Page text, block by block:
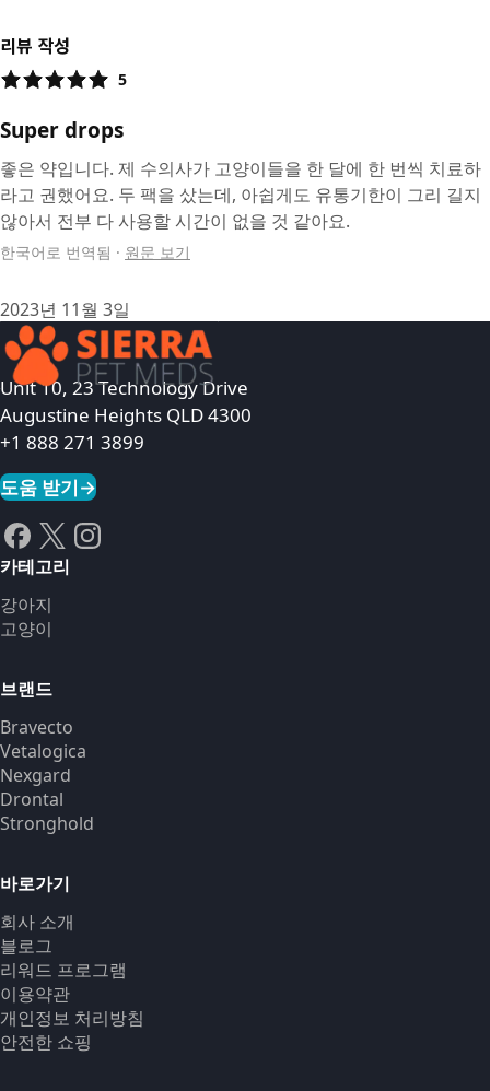
리뷰 작성
5
Super drops
좋은 약입니다. 제 수의사가 고양이들을 한 달에 한 번씩 치료하
라고 권했어요. 두 팩을 샀는데, 아쉽게도 유통기한이 그리 길지
않아서 전부 다 사용할 시간이 없을 것 같아요.
한국어로 번역됨 · 원문 보기
2023년 11월 3일
Unit 10, 23 Technology Drive
Augustine Heights QLD 4300
+1 888 271 3899
도움 받기→
카테고리
강아지
고양이
브랜드
Bravecto
Vetalogica
Nexgard
Drontal
Stronghold
바로가기
회사 소개
블로그
리워드 프로그램
이용약관
개인정보 처리방침
안전한 쇼핑